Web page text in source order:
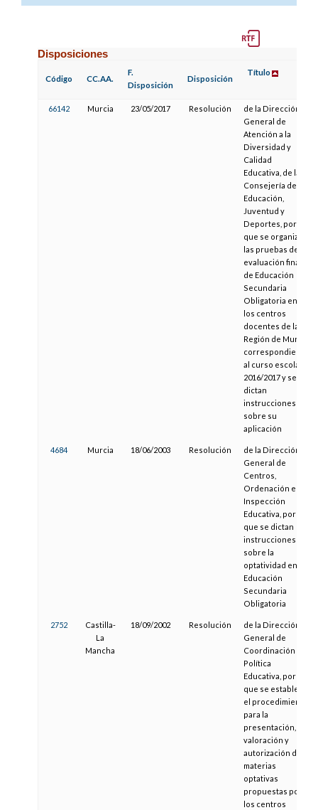
Disposiciones
Código CC.AA.
F.
Disposición
Disposición
Título
66142 Murcia 23/05/2017 Resolución
de la Dirección
General de
Atención a la
Diversidad y
Calidad
Educativa, de la
Consejería de
Educación,
Juventud y
Deportes, por la
que se organiza
las pruebas de
evaluación final
de Educación
Secundaria
Obligatoria en
los centros
docentes de la
Región de Murcia
correspondiente
al curso escolar
2016/2017 y se
dictan
instrucciones
sobre su
aplicación
4684 Murcia 18/06/2003 Resolución
de la Dirección
General de
Centros,
Ordenación e
Inspección
Educativa, por la
que se dictan
instrucciones
sobre la
optatividad en
Educación
Secundaria
Obligatoria
2752
Castilla-
La
Mancha
18/09/2002 Resolución
de la Dirección
General de
Coordinación y
Política
Educativa, por la
que se establece
el procedimiento
para la
presentación,
valoración y
autorización de
materias
optativas
propuestas por
los centros